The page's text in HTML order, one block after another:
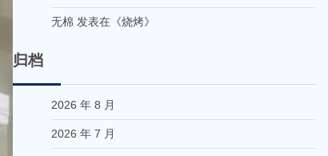
无棉 发表在《烧烤》
归档
2026 年 8 月
2026 年 7 月